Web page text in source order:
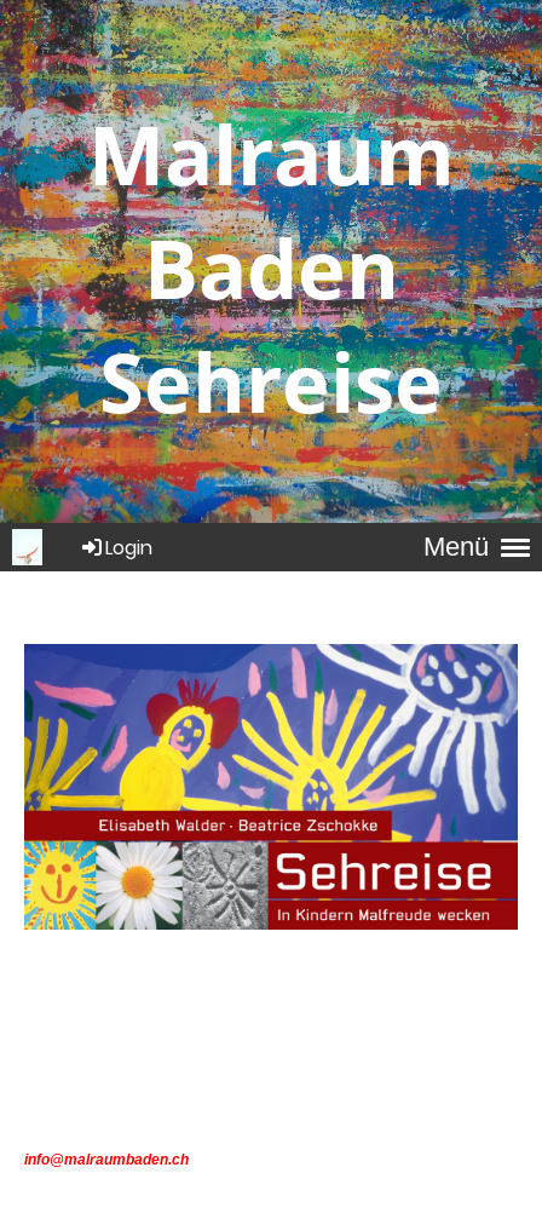
Malraum
Baden
Sehreise
Menü
Login
info@malraumbaden.ch